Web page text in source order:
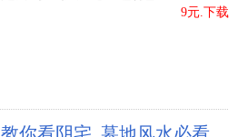
9元.下载